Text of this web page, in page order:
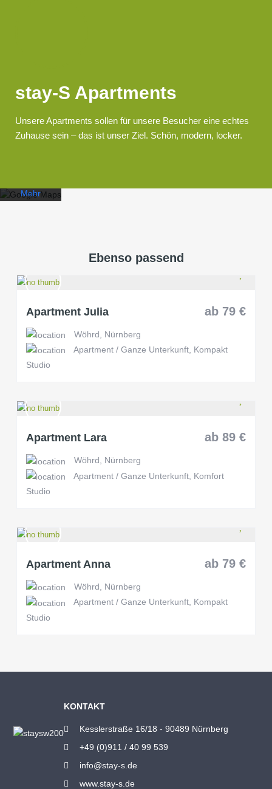
stay-S Apartments
Unsere Apartments sollen für unsere Besucher eine echtes
Zuhause sein – das ist unser Ziel. Schön, modern, locker.
Mit dem
Laden der
Karte
akzeptieren
Mehr
Maps immer
Ebenso passend
ab 79 €
Apartment Julia
Wöhrd, Nürnberg
Apartment / Ganze Unterkunft, Kompakt
Studio
ab 89 €
Apartment Lara
Wöhrd, Nürnberg
Apartment / Ganze Unterkunft, Komfort
Studio
ab 79 €
Apartment Anna
Wöhrd, Nürnberg
Apartment / Ganze Unterkunft, Kompakt
Studio
KONTAKT
Kesslerstraße 16/18 - 90489 Nürnberg
+49 (0)911 / 40 99 539
info@stay-s.de
www.stay-s.de